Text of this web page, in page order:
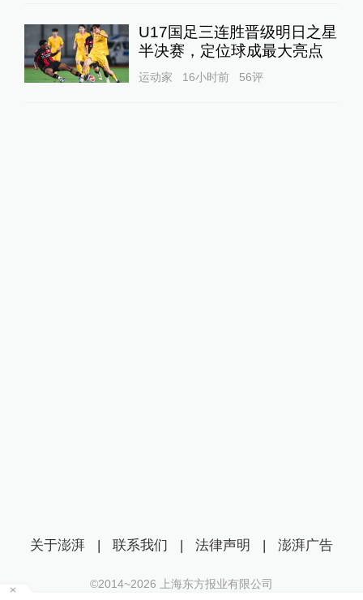
U17国足三连胜晋级明日之星
半决赛，定位球成最大亮点
运动家 16小时前 56评
关于澎湃 | 联系我们 | 法律声明 | 澎湃广告
©2014~2026 上海东方报业有限公司